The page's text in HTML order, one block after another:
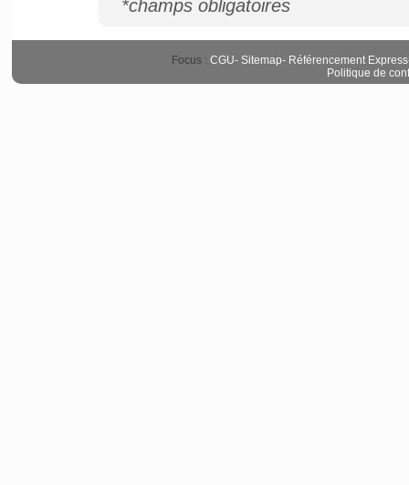
*champs obligatoires
Focus : CGU- Sitemap- Référencement Express
Politique de